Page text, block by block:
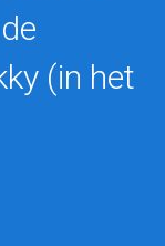
(in het